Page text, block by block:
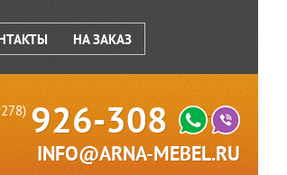
НА ЗАКАЗ
926-308
INFO@ARNA-MEBEL.RU